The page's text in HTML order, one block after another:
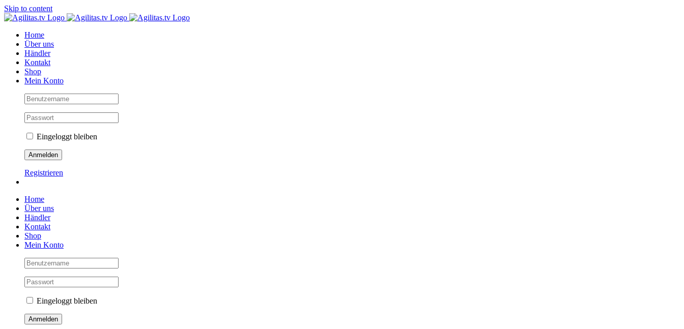
Skip to content
Home
Über uns
Händler
Kontakt
Shop
Mein Konto
Eingeloggt bleiben
Registrieren
Home
Über uns
Händler
Kontakt
Shop
Mein Konto
Eingeloggt bleiben